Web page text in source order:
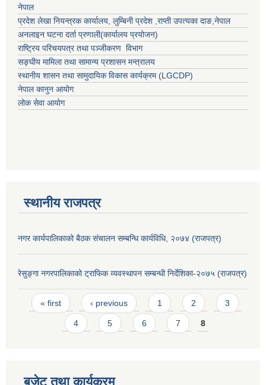
नेपाल
प्रदेश लेखा नियन्त्रक कार्यालय, लुम्बिनी प्रदेश ,राप्ती उपत्यका दाङ,नेपाल
अनलाइन घटना दर्ता प्रणाली(कार्यालय प्रयोजन)
राष्ट्रिय परिचयपत्र तथा पञ्जीकरण विभाग
सङ्घीय मामिला तथा सामान्य प्रशासन मन्त्रालय
स्थानीय शासन तथा सामुदायिक विकास कार्यक्रम (LGCDP)
नेपाल कानुन आयोग
लोक सेवा आयोग
स्थानीय राजपत्र
नगर कार्यपालिकाको बैठक संचालन सम्बन्धि कार्यविधि, २०७४ (राजपत्र)
रेसुङ्गा नगरपालिकाको ट्राफिक व्यवस्थापन सम्बन्धी निर्देशिका-२०७५ (राजपत्र)
Pages
« first ‹ previous 1 2 3
4 5 6 7 8
बजेट तथा कार्यक्रम